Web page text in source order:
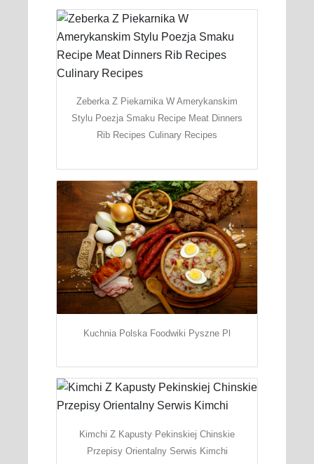
Zeberka Z Piekarnika W Amerykanskim
Stylu Poezja Smaku Recipe Meat Dinners
Rib Recipes Culinary Recipes
Kuchnia Polska Foodwiki Pyszne Pl
Kimchi Z Kapusty Pekinskiej Chinskie
Przepisy Orientalny Serwis Kimchi